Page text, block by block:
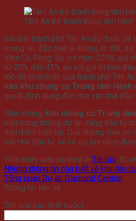
Tâm An trở thành trung tâm
Giá đất thành phố Tân An dự đoán sẽ
tương lai, đặc biệt là những lô đất, dự
Vàm Cỏ Đông. So với năm 2018, giá
từ 20% đến 45% so với giá trị ban
tốc độ phát triển của thành phố Tân
vào khu chung cư Trung tâm Hành
quyết định đúng đắn cho các nhà đầu
Nhìn chung, khu chung cư Trung
một trong những dự án đáng đầu tư
thời điểm hiện tại. Qua những chia sẻ
các nhà đầu tư sẽ có sự lựa chọn
This entry was posted in Tin tức.
Những thông tin cần biết về khu dân
Tổng quan Dự án Diamond Central
Thông tin liên hệ
Tên của bạn (bắt buộc)